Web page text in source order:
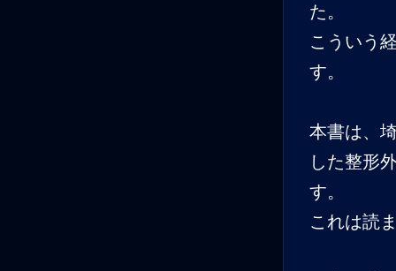
た。
こういう
す。
本書は、
した整形
す。
これは読